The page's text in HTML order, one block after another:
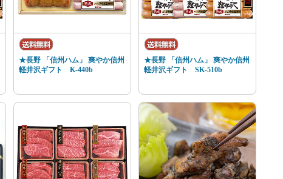
★長野 「信州ハム」 爽やか信州
軽井沢ギフト K-440b
★長野 「信州ハム」 爽やか信州
軽井沢ギフト SK-510b